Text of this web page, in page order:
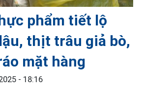
phẩm tiết lộ
thịt trâu giả bò,
mặt hàng
- 18:16